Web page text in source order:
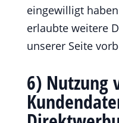
eingewilligt
erlaubte weitere
unserer Seite
6) Nutzung